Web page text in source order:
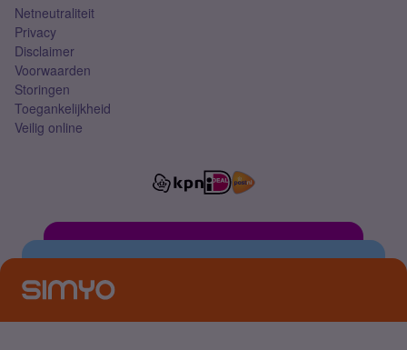
Netneutraliteit
Privacy
Disclaimer
Voorwaarden
Storingen
Toegankelijkheid
Veilig online